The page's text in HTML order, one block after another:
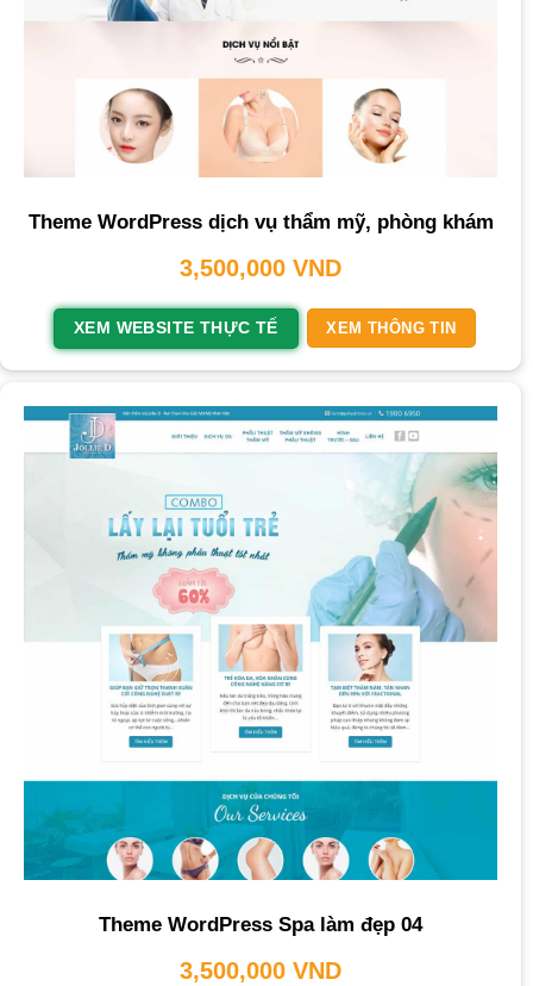
Theme WordPress dịch vụ thẩm mỹ, phòng khám
3,500,000 VND
XEM WEBSITE THỰC TẾ XEM THÔNG TIN
Theme WordPress Spa làm đẹp 04
3,500,000 VND